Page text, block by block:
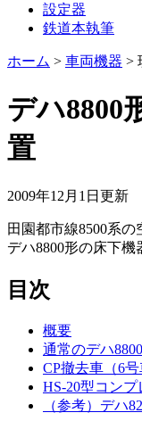
設定器
鉄道本執筆
ホーム > 車両機器 >
デハ
置
2009年12月1日 更新
田園都市線8500系の
デハ8800形の床下機
目次
概要
通常のデハ
CP撤去車（6号
HS-20型コン
（参考）デハ